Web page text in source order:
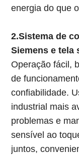
energia do que
2.Sistema de
Siemens e tela
Operação fácil,
de
confiabilidade.
industrial mais
problemas e
sensível ao
juntos,